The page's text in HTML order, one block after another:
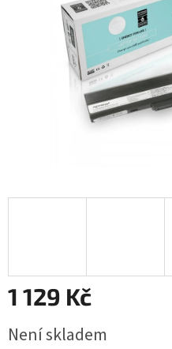
1 129 Kč
cena:
Není skladem